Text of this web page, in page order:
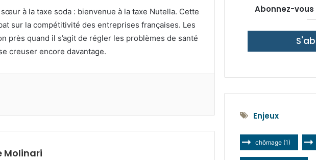
à la taxe soda : bienvenue à la taxe Nutella. Cette
sur la compétitivité des entreprises françaises. Les
près quand il s’agit de régler les problèmes de santé
creuser encore davantage.
Molinari
Abonnez-
Enjeux
chômage (1)